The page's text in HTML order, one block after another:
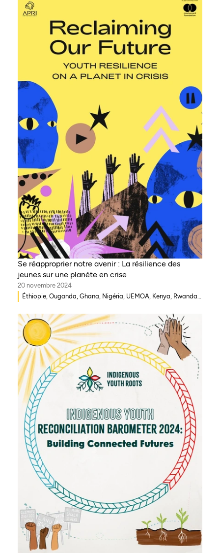
Se réapproprier notre avenir : La résilience des
jeunes sur une planète en crise
20 novembre 2024
Éthiopie, Ouganda, Ghana, Nigéria, UEMOA, Kenya, Rwanda,
Erythrée, Égypte, Djibouti, Côte d'Ivoire, République
démocratique du Congo, Zambie, Syrie, Tchad, Eswatini,
Zimbabwe, Togo, Tanzanie, Sud Soudan, Somalie, Sierra
Leone, Afrique du Sud, Guinée-Bissau, Niger, Cameroun, Bénin,
Sénégal, Burkina Faso